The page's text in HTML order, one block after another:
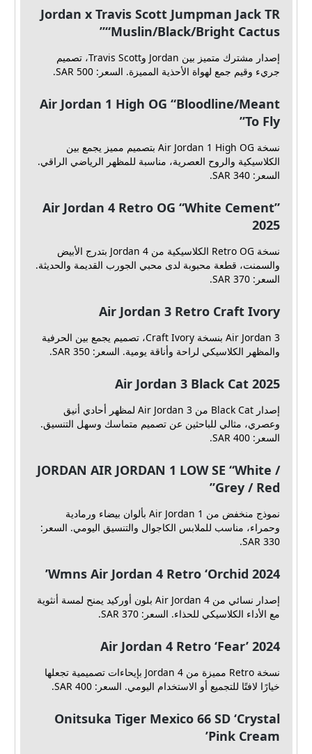
Jordan x Travis Scott Jumpman Jack TR
“Muslin/Black/Bright Cactus”
إصدار مشترك متميز بين Jordan وTravis Scott، تصميم
جريء وقيم جمع لهواة الأحذية المميزة. السعر: SAR 500.
Air Jordan 1 High OG “Bloodline/Meant
To Fly”
نسخة Air Jordan 1 High OG بتصميم مميز يجمع بين
الكلاسيكية والروح العصرية، مناسبة للمظهر الرياضي الراقي.
السعر: SAR 340.
Air Jordan 4 Retro OG “White Cement”
2025
نسخة Retro OG الكلاسيكية من Jordan 4 بتدرج الأبيض
والسمنت، قطعة محبوبة لدى محبي الجورب القديمة والحديثة.
السعر: SAR 370.
Air Jordan 3 Retro Craft Ivory
Air Jordan 3 بنسخة Craft Ivory، تصميم يجمع بين الحرفية
والمظهر الكلاسيكي لراحة وأناقة يومية. السعر: SAR 350.
Air Jordan 3 Black Cat 2025
إصدار Black Cat من Air Jordan 3 لمظهر أحادي أنيق
وعصري، مثالي للباحثين عن تصميم متماسك وسهل التنسيق.
السعر: SAR 400.
JORDAN AIR JORDAN 1 LOW SE “White /
Grey / Red”
نموذج منخفض من Air Jordan 1 بألوان بيضاء ورمادية
وحمراء، مناسب للملابس الكاجوال والتنسيق اليومي. السعر:
SAR 330.
2024 Wmns Air Jordan 4 Retro ‘Orchid’
إصدار نسائي من Air Jordan 4 بلون أوركيد يمنح لمسة أنثوية
مع الأداء الكلاسيكي للحذاء. السعر: SAR 370.
Air Jordan 4 Retro ‘Fear’ 2024
نسخة Retro مميزة من Jordan 4 بإيحاءات تصميمية تجعلها
خيارًا لافتًا للتجميع أو الاستخدام اليومي. السعر: SAR 400.
Onitsuka Tiger Mexico 66 SD ‘Crystal
Pink Cream’